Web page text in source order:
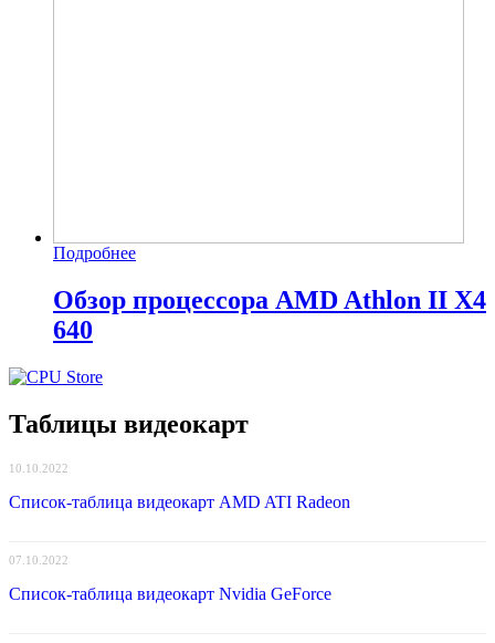
Подробнее
Обзор процессора AMD Athlon II X4
640
Таблицы видеокарт
10.10.2022
Список-таблица видеокарт AMD ATI Radeon
07.10.2022
Список-таблица видеокарт Nvidia GeForce